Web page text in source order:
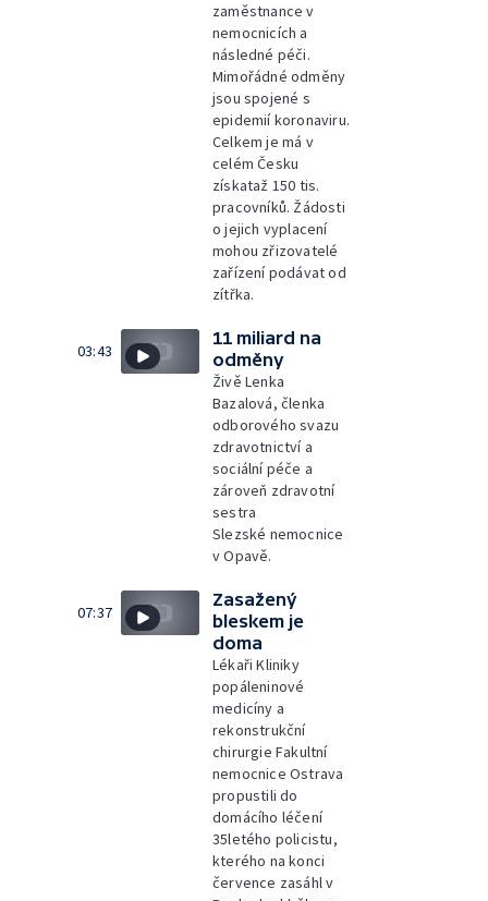
zaměstnance v
nemocnicích a
následné péči.
Mimořádné odměny
jsou spojené s
epidemií koronaviru.
Celkem je má v
celém Česku
získataž 150 tis.
pracovníků. Žádosti
o jejich vyplacení
mohou zřizovatelé
zařízení podávat od
zítřka.
03:43
11 miliard na
odměny
Živě Lenka
Bazalová, členka
odborového svazu
zdravotnictví a
sociální péče a
zároveň zdravotní
sestra
Slezské nemocnice
v Opavě.
07:37
Zasažený
bleskem je
doma
Lékaři Kliniky
popáleninové
medicíny a
rekonstrukční
chirurgie Fakultní
nemocnice Ostrava
propustili do
domácího léčení
35letého policistu,
kterého na konci
července zasáhl v